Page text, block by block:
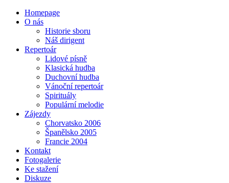
Homepage
O nás
Historie sboru
Náš dirigent
Repertoár
Lidové písně
Klasická hudba
Duchovní hudba
Vánoční repertoár
Spirituály
Populární melodie
Zájezdy
Chorvatsko 2006
Španělsko 2005
Francie 2004
Kontakt
Fotogalerie
Ke stažení
Diskuze